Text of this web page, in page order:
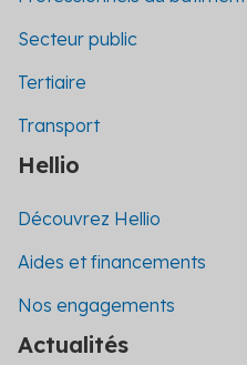
Secteur public
Tertiaire
Transport
Hellio
Découvrez Hellio
Aides et financements
Nos engagements
Actualités